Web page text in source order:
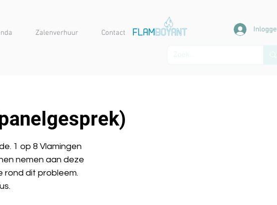
Zalenverhuur Contact
1 op 8 Vlamingen
nemen aan deze
rond dit probleem.